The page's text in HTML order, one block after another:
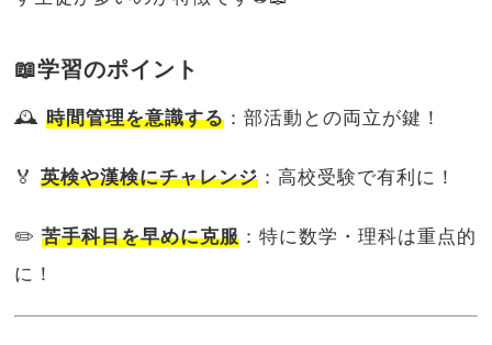
📖学習のポイント
🕰️時間管理を意識する ：部活動との両立が鍵！
🏅英検や漢検にチャレンジ ：高校受験で有利に！
✏️苦手科目を早めに克服 ：特に数学・理科は重点的
に！